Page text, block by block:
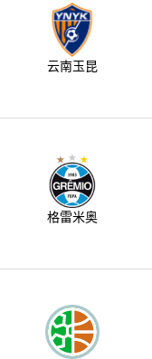
云南玉昆
格雷米奥